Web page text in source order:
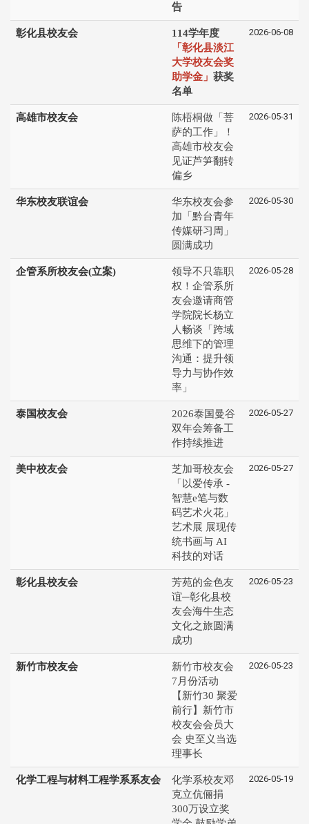
告
彰化县校友会
114学年度
「彰化县淡江
大学校友会奖
助学金」 获奖
名单
2026-06-08
高雄市校友会
陈梧桐做「菩
萨的工作」！
高雄市校友会
见证芦笋翻转
偏乡
2026-05-31
华东校友联谊会
华东校友会参
加「黔台青年
传媒研习周」
圆满成功
2026-05-30
企管系所校友会(立案)
领导不只靠职
权！企管系所
友会邀请商管
学院院长杨立
人畅谈「跨域
思维下的管理
沟通：提升领
导力与协作效
率」
2026-05-28
泰国校友会
2026泰国曼谷
双年会筹备工
作持续推进
2026-05-27
美中校友会
芝加哥校友会
「以爱传承 -
智慧e笔与数
码艺术火花」
艺术展 展现传
统书画与 AI
科技的对话
2026-05-27
彰化县校友会
芳苑的金色友
谊─彰化县校
友会海牛生态
文化之旅圆满
成功
2026-05-23
新竹市校友会
新竹市校友会
7月份活动
【新竹30 聚爱
前行】新竹市
校友会会员大
会 史至义当选
理事长
2026-05-23
化学工程与材料工程学系系友会
化学系校友邓
克立伉俪捐
300万设立奖
2026-05-19